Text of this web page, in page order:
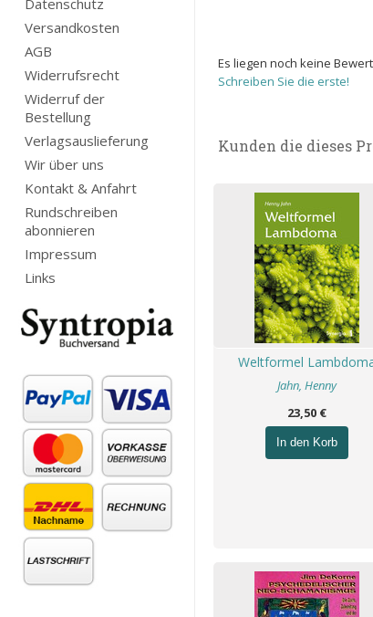
Datenschutz
Versandkosten
AGB
Widerrufsrecht
Widerruf der
Bestellung
Verlagsauslieferung
Wir über uns
Kontakt & Anfahrt
Rundschreiben
abonnieren
Impressum
Links
Es liegen noch keine
Schreiben Sie die erste!
Kunden die dieses
Weltformel
Jahn, Henny
23,50 €
In den Korb